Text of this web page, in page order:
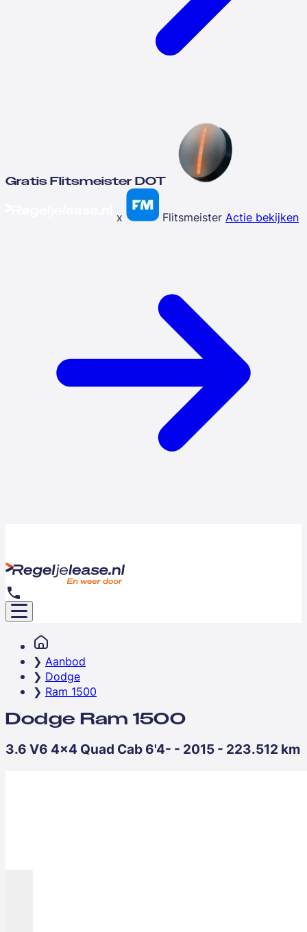
Gratis Flitsmeister DOT
x Flitsmeister Actie bekijken
Aanbod
Dodge
Ram 1500
Dodge Ram 1500
3.6 V6 4x4 Quad Cab 6'4- - 2015 - 223.512 km